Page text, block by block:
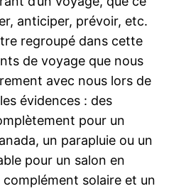
anticiper, prévoir, etc.
regroupé dans cette
de voyage que nous
avec nous lors de
évidences : des
pour un
un parapluie ou un
pour un salon en
solaire et un